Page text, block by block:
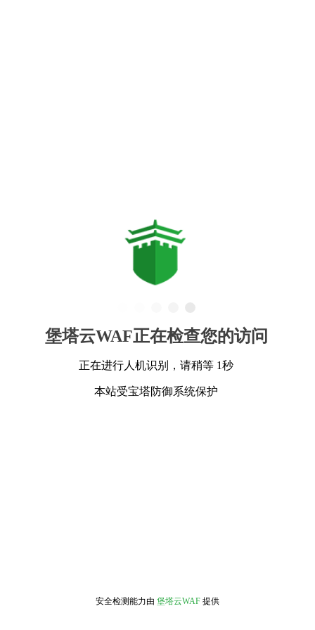
堡塔云WAF正在检查您的访问
正在进行人机识别，请稍等 1秒
本站受宝塔防御系统保护
安全检测能力由 堡塔云WAF 提供